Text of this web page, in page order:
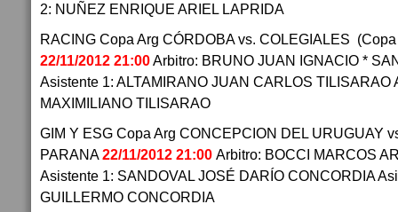
2: NUÑEZ ENRIQUE ARIEL LAPRIDA
RACING Copa Arg CÓRDOBA vs. COLEGIALES
22/11/2012 21:00Arbitro: BRUNO JUAN IGNACIO *
Asistente 1: ALTAMIRANO JUAN CARLOS TILISARAO
MAXIMILIANO TILISARAO
GIM Y ESG Copa Arg CONCEPCION DEL URUGUAY
PARANA22/11/2012 21:00 Arbitro: BOCCI MARCOS
Asistente 1: SANDOVAL JOSÉ DARÍO CONCORDIA
GUILLERMO CONCORDIA